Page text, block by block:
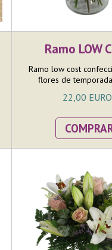
Ramo LOW
Ramo low cost
flores de
22,00